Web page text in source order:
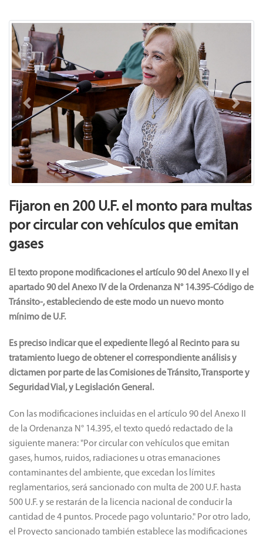
Previous Next
Fijaron en 200 U.F. el monto para multas
por circular con vehículos que emitan
gases
El texto propone modificaciones el artículo 90 del Anexo II y el
apartado 90 del Anexo IV de la Ordenanza N° 14.395-Código de
Tránsito-, estableciendo de este modo un nuevo monto
mínimo de U.F.
Es preciso indicar que el expediente llegó al Recinto para su
tratamiento luego de obtener el correspondiente análisis y
dictamen por parte de las Comisiones de Tránsito, Transporte y
Seguridad Vial, y Legislación General.
Con las modificaciones incluidas en el artículo 90 del Anexo II
de la Ordenanza N° 14.395, el texto quedó redactado de la
siguiente manera: "Por circular con vehículos que emitan
gases, humos, ruidos, radiaciones u otras emanaciones
contaminantes del ambiente, que excedan los límites
reglamentarios, será sancionado con multa de 200 U.F. hasta
500 U.F. y se restarán de la licencia nacional de conducir la
cantidad de 4 puntos. Procede pago voluntario." Por otro lado,
el Proyecto sancionado también establece las modificaciones